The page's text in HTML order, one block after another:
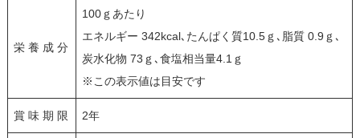
栄 養 成 分
100ｇあたり
エネルギー 342kcal､たんぱく質10.5ｇ､脂質 0.9ｇ､
炭水化物 73ｇ､食塩相当量4.1ｇ
※この表示値は目安です
賞 味 期 限 2年